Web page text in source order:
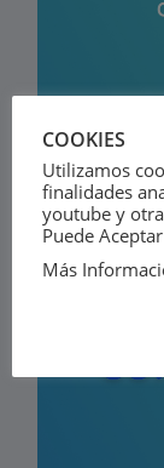
COOKIES
Utilizamos
finalidades
youtube y
Puede
Más